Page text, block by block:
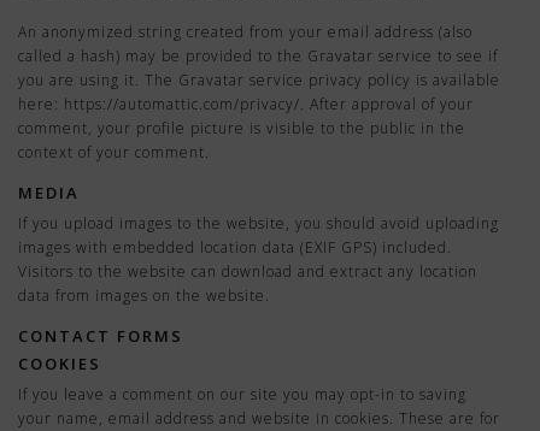
An anonymized string created from your email address (also
called a hash) may be provided to the Gravatar service to see if
you are using it. The Gravatar service privacy policy is available
here: https://automattic.com/privacy/. After approval of your
comment, your profile picture is visible to the public in the
context of your comment.
MEDIA
If you upload images to the website, you should avoid uploading
images with embedded location data (EXIF GPS) included.
Visitors to the website can download and extract any location
data from images on the website.
CONTACT FORMS
COOKIES
If you leave a comment on our site you may opt-in to saving
your name, email address and website in cookies. These are for